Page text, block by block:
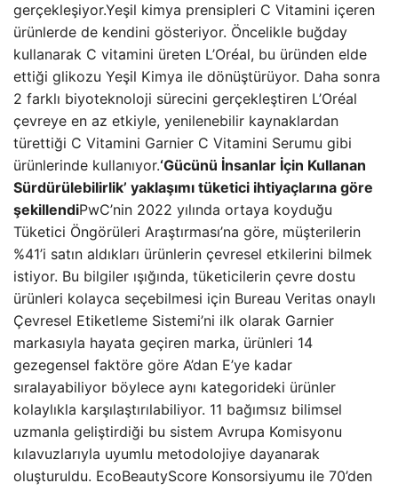
gerçekleşiyor.Yeşil kimya prensipleri C Vitamini içeren
ürünlerde de kendini gösteriyor. Öncelikle buğday
kullanarak C vitamini üreten L’Oréal, bu üründen elde
ettiği glikozu Yeşil Kimya ile dönüştürüyor. Daha sonra
2 farklı biyoteknoloji sürecini gerçekleştiren L’Oréal
çevreye en az etkiyle, yenilenebilir kaynaklardan
türettiği C Vitamini Garnier C Vitamini Serumu gibi
ürünlerinde kullanıyor.‘Gücünü İnsanlar İçin Kullanan
Sürdürülebilirlik’ yaklaşımı tüketici ihtiyaçlarına göre
şekillendiPwC’nin 2022 yılında ortaya koyduğu
Tüketici Öngörüleri Araştırması’na göre, müşterilerin
%41’i satın aldıkları ürünlerin çevresel etkilerini bilmek
istiyor. Bu bilgiler ışığında, tüketicilerin çevre dostu
ürünleri kolayca seçebilmesi için Bureau Veritas onaylı
Çevresel Etiketleme Sistemi’ni ilk olarak Garnier
markasıyla hayata geçiren marka, ürünleri 14
gezegensel faktöre göre A’dan E’ye kadar
sıralayabiliyor böylece aynı kategorideki ürünler
kolaylıkla karşılaştırılabiliyor. 11 bağımsız bilimsel
uzmanla geliştirdiği bu sistem Avrupa Komisyonu
kılavuzlarıyla uyumlu metodolojiye dayanarak
oluşturuldu. EcoBeautyScore Konsorsiyumu ile 70’den